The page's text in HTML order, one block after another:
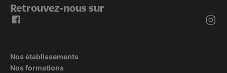
Retrouvez-nous sur
Nos établissements
Nos formations